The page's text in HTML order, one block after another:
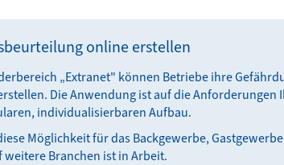
online erstellen
„Extranet" können Betriebe ihre
Die Anwendung ist auf die Anforderungen
individualisierbaren Aufbau.
Möglichkeit für das Backgewerbe,
Branchen ist in Arbeit.